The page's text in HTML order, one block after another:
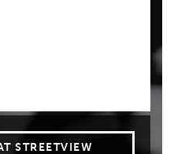
STREETVIEW